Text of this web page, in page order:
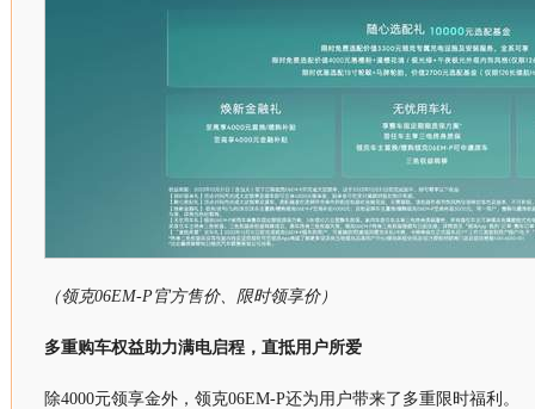
（领克06EM-P官方售价、限时领享价）
多重购车权益助力满电启程，直抵用户所爱
除4000元领享金外，领克06EM-P还为用户带来了多重限时福利。